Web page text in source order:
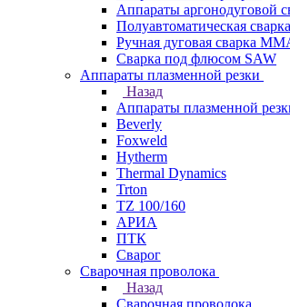
Аппараты аргонодуговой
Полуавтоматическая сварка
Ручная дуговая сварка
Сварка под флюсом SAW
Аппараты плазменной резки
Назад
Аппараты плазменной
Beverly
Foxweld
Hytherm
Thermal Dynamics
Trton
TZ 100/160
АРИА
ПТК
Сварог
Сварочная проволока
Назад
Сварочная проволока